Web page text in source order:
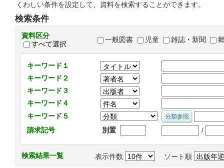
くわしい条件を設定して、資料を検索することができます。
検索条件
資料区分
すべて選択
一般図書 児童 雑誌・新聞
キーワード１
キーワード２
キーワード３
キーワード４
キーワード５
請求記号
別置 /
検索結果一覧 表示件数 ソート順